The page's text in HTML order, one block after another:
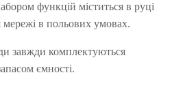
функцій міститься в руці
мережі в польових умовах.
завжди комплектуються
ємності.